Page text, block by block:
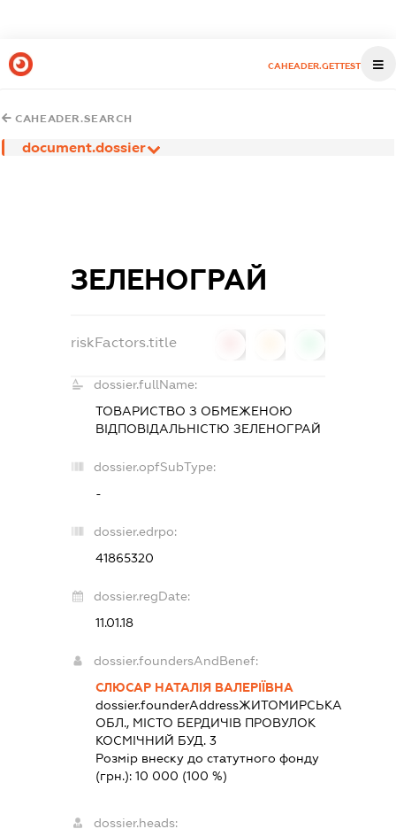
CAHEADER.GETTEST
CAHEADER.SEARCH
document.dossier
ЗЕЛЕНОГРАЙ
riskFactors.title
dossier.fullName:
ТОВАРИСТВО З ОБМЕЖЕНОЮ
ВІДПОВІДАЛЬНІСТЮЗЕЛЕНОГРАЙ
dossier.opfSubType:
-
dossier.edrpo:
41865320
dossier.regDate:
11.01.18
dossier.foundersAndBenef:
СЛЮСАР НАТАЛІЯ ВАЛЕРІЇВНА
dossier.founderAddressЖИТОМИРСЬКА
ОБЛ., МІСТО БЕРДИЧІВ ПРОВУЛОК
КОСМІЧНИЙ БУД. 3
Розмір внеску до статутного фонду
(грн.):10 000 (100 %)
dossier.heads: